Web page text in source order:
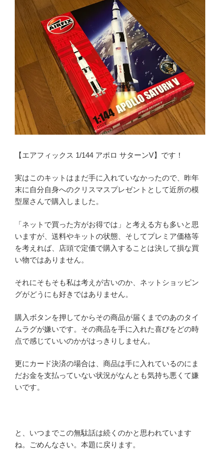
【エアフィックス 1/144 アポロ サターンV】です！
実はこのキットはまだ手に入れていなかったので、昨年
末に自分自身へのクリスマスプレゼントとして近所の模
型屋さんで購入しました。
「ネットで買った方がお得では」と考える方も多いと思
いますが、送料やキットの状態、そしてプレミア価格等
を考えれば、店頭で定価で購入することは決して損な買
い物ではありません。
それにそもそも私は考えが古いのか、ネットショッピン
グがどうにも好きではありません。
購入ボタンを押してからその商品が届くまでのあのタイ
ムラグが嫌いです。その商品を手に入れた喜びをどの時
点で感じていいのかがはっきりしません。
更にカード決済の場合は、商品は手に入れているのにま
だお金を支払っていない状況がなんとも気持ち悪くて嫌
いです。
と、いつまでこの無駄話は続くのかと思われています
ね。ごめんなさい。本題に戻ります。